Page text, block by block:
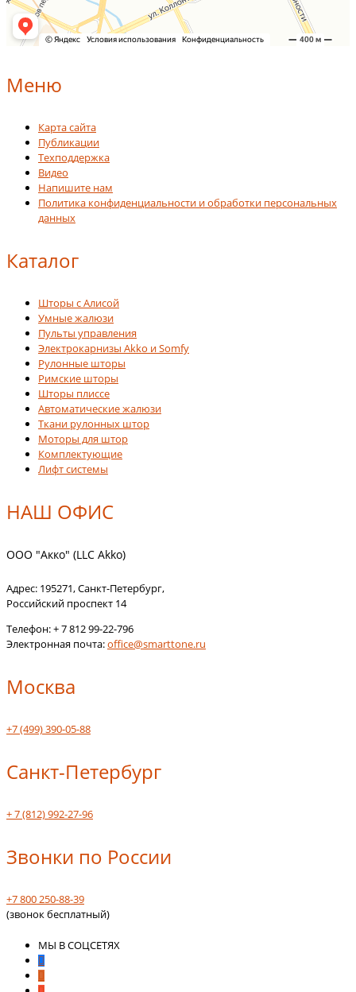
Меню
Карта сайта
Публикации
Техподдержка
Видео
Напишите нам
Политика конфиденциальности и обработки персональных
данных
Каталог
Шторы с Алисой
Умные жалюзи
Пульты управления
Электрокарнизы Akko и Somfy
Рулонные шторы
Римские шторы
Шторы плиссе
Автоматические жалюзи
Ткани рулонных штор
Моторы для штор
Комплектующие
Лифт системы
НАШ ОФИС
ООО "Акко" (LLC Akko)
Адрес: 195271,Санкт-Петербург,
Российский проспект 14
Телефон:+ 7 812 99-22-796
Электронная почта:office@smarttone.ru
Москва
+7 (499) 390-05-88
Санкт-Петербург
+ 7 (812) 992-27-96
Звонки по России
+7 800 250-88-39
(звонок бесплатный)
МЫ В СОЦСЕТЯХ